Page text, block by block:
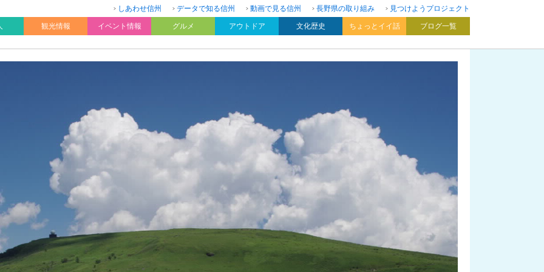
しあわせ信州 データで知る信州 動画で見る信州 長野県の取り組み
見つけようプロジェクト
観光情報 イベント情報 グルメ アウトドア 文化歴史 ちょっとイイ話 ブログ一覧